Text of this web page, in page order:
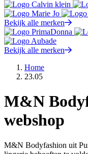
Bekijk alle merken
Bekijk alle merken
Home
23.05
M&N
webshop
M&N Bodyfashion uit